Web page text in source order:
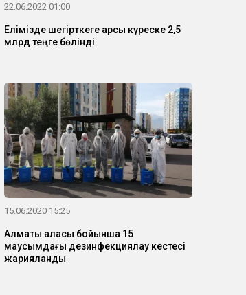
22.06.2022 01:00
Елімізде шегірткеге қарсы күреске 2,5
млрд теңге бөлінді
15.06.2020 15:25
Алматы қаласы бойынша 15
маусымдағы дезинфекциялау кестесі
жарияланды